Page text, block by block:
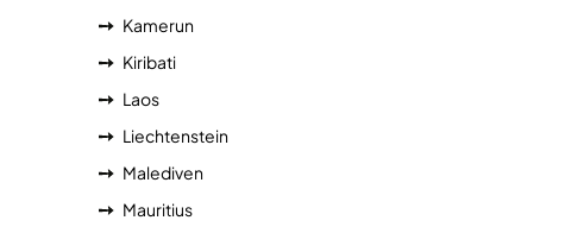
Kamerun
Kiribati
Laos
Liechtenstein
Malediven
Mauritius